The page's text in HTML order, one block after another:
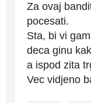
Za ovaj
pocesati.
Sta, bi vi
deca ginu
a ispod zita
Vec vidjeno